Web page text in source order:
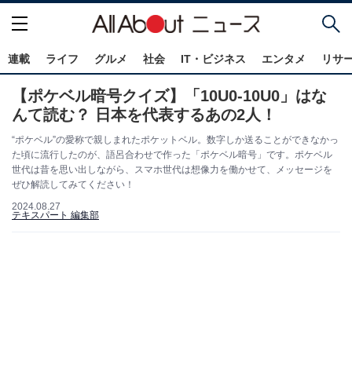
連載 ライフ グルメ 社会 IT・ビジネス エンタメ リサ
【ポケベル暗号クイズ】「10U0-10U0」はな
んて読む？ 日本を代表するあの2人！
“ポケベル”の愛称で親しまれたポケットベル。数字しか送ることができなかっ
た頃に流行したのが、語呂合わせで作った「ポケベル暗号」です。ポケベル
世代は昔を思い出しながら、スマホ世代は想像力を働かせて、メッセージを
ぜひ解読してみてください！
2024.08.27
テキスパート 編集部